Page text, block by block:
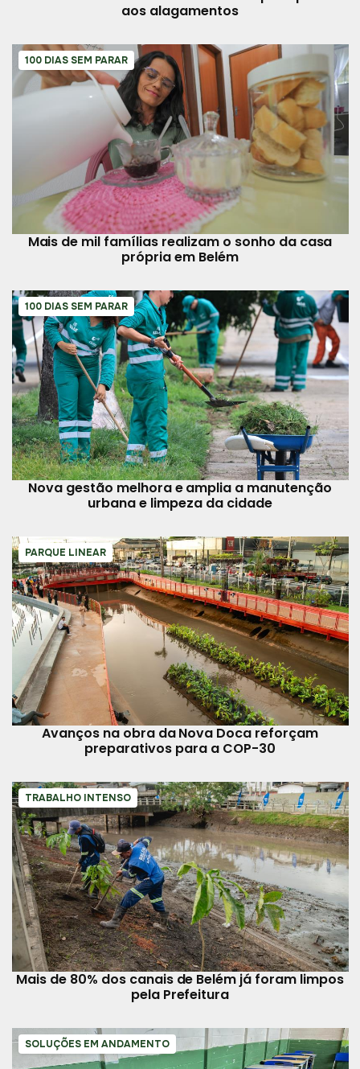
aos alagamentos
100 DIAS SEM PARAR
Mais de mil famílias realizam o sonho da casa
própria em Belém
100 DIAS SEM PARAR
Nova gestão melhora e amplia a manutenção
urbana e limpeza da cidade
PARQUE LINEAR
Avanços na obra da Nova Doca reforçam
preparativos para a COP-30
TRABALHO INTENSO
Mais de 80% dos canais de Belém já foram limpos
pela Prefeitura
SOLUÇÕES EM ANDAMENTO